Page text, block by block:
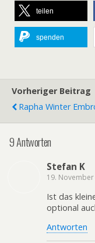
teilen
spenden
Vorheriger Beitrag
Rapha Winter
9 Antworten
Stefan K
19. November
Ist das
optional
Antworten